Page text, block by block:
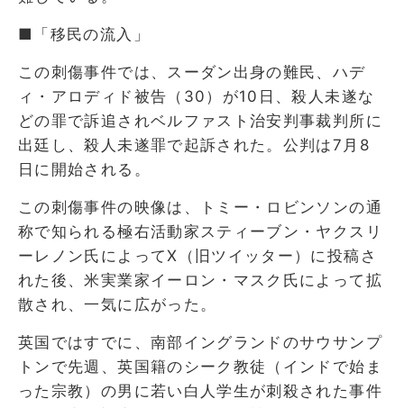
■「移民の流入」
この刺傷事件では、スーダン出身の難民、ハデ
ィ・アロディド被告（30）が10日、殺人未遂な
どの罪で訴追されベルファスト治安判事裁判所に
出廷し、殺人未遂罪で起訴された。公判は7月8
日に開始される。
この刺傷事件の映像は、トミー・ロビンソンの通
称で知られる極右活動家スティーブン・ヤクスリ
ーレノン氏によってX（旧ツイッター）に投稿さ
れた後、米実業家イーロン・マスク氏によって拡
散され、一気に広がった。
英国ではすでに、南部イングランドのサウサンプ
トンで先週、英国籍のシーク教徒（インドで始ま
った宗教）の男に若い白人学生が刺殺された事件